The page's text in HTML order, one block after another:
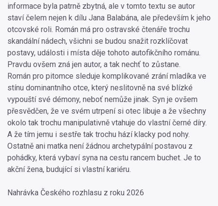
informace byla patrně zbytná, ale v tomto textu se autor
staví čelem nejen k dílu Jana Balabána, ale především k jeho
otcovské roli. Román má pro ostravské čtenáře trochu
skandální nádech, všichni se budou snažit rozklíčovat
postavy, události i místa děje tohoto autofikčního románu.
Pravdu ovšem zná jen autor, a tak nechť to zůstane.
Román pro pitomce sleduje komplikované zrání mladíka ve
stínu dominantního otce, který neslitovně na své blízké
vypouští své démony, neboť nemůže jinak. Syn je ovšem
přesvědčen, že ve svém utrpení si otec libuje a že všechny
okolo tak trochu manipulativně vtahuje do vlastní černé díry.
A že tím jemu i sestře tak trochu hází klacky pod nohy.
Ostatně ani matka není žádnou archetypální postavou z
pohádky, která vybaví syna na cestu rancem buchet. Je to
akční žena, budující si vlastní kariéru.
Nahrávka Českého rozhlasu z roku 2026